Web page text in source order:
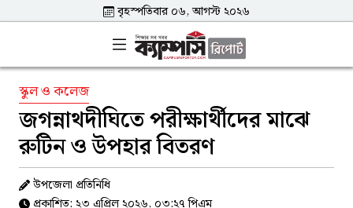
বৃহস্পতিবার ০৬, আগস্ট ২০২৬
স্কুল ও কলেজ
জগন্নাথদীঘিতে পরীক্ষার্থীদের মাঝে
রুটিন ও উপহার বিতরণ
উপজেলা প্রতিনিধি
প্রকাশিত: ২৩ এপ্রিল ২০২৬, ০৩:২৭ পিএম